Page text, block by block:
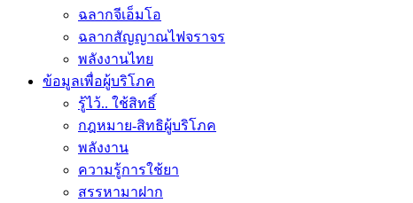
ฉลากจีเอ็มโอ
ฉลากสัญญาณไฟจราจร
พลังงานไทย
ข้อมูลเพื่อผู้บริโภค
รู้ไว้.. ใช้สิทธิ์
กฎหมาย-สิทธิผู้บริโภค
พลังงาน
ความรู้การใช้ยา
สรรหามาฝาก